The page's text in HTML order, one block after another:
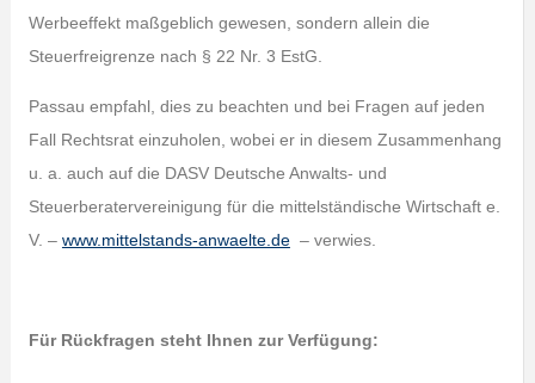
Werbeeffekt maßgeblich gewesen, sondern allein die
Steuerfreigrenze nach § 22 Nr. 3 EstG.
Passau empfahl, dies zu beachten und bei Fragen auf jeden
Fall Rechtsrat einzuholen, wobei er in diesem Zusammenhang
u. a. auch auf die DASV Deutsche Anwalts- und
Steuerberatervereinigung für die mittelständische Wirtschaft e.
V. – www.mittelstands-anwaelte.de– verwies.
Für Rückfragen steht Ihnen zur Verfügung: